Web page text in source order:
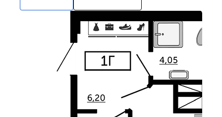
Уточнить стоимость у менеджера